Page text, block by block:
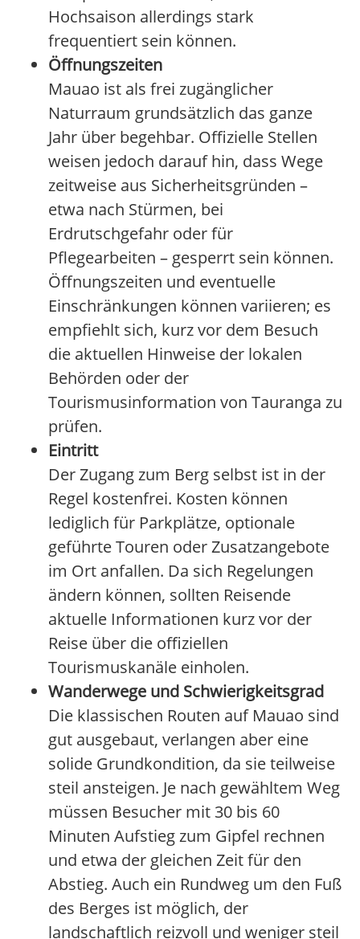
Hochsaison allerdings stark
frequentiert sein können.
Öffnungszeiten
Mauao ist als frei zugänglicher
Naturraum grundsätzlich das ganze
Jahr über begehbar. Offizielle Stellen
weisen jedoch darauf hin, dass Wege
zeitweise aus Sicherheitsgründen –
etwa nach Stürmen, bei
Erdrutschgefahr oder für
Pflegearbeiten – gesperrt sein können.
Öffnungszeiten und eventuelle
Einschränkungen können variieren; es
empfiehlt sich, kurz vor dem Besuch
die aktuellen Hinweise der lokalen
Behörden oder der
Tourismusinformation von Tauranga zu
prüfen.
Eintritt
Der Zugang zum Berg selbst ist in der
Regel kostenfrei. Kosten können
lediglich für Parkplätze, optionale
geführte Touren oder Zusatzangebote
im Ort anfallen. Da sich Regelungen
ändern können, sollten Reisende
aktuelle Informationen kurz vor der
Reise über die offiziellen
Tourismuskanäle einholen.
Wanderwege und Schwierigkeitsgrad
Die klassischen Routen auf Mauao sind
gut ausgebaut, verlangen aber eine
solide Grundkondition, da sie teilweise
steil ansteigen. Je nach gewähltem Weg
müssen Besucher mit 30 bis 60
Minuten Aufstieg zum Gipfel rechnen
und etwa der gleichen Zeit für den
Abstieg. Auch ein Rundweg um den Fuß
des Berges ist möglich, der
landschaftlich reizvoll und weniger steil